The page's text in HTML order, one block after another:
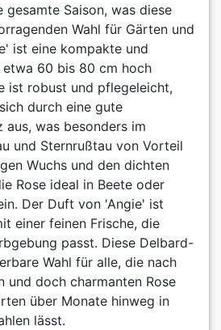
Saison, was diese
Wahl für Gärten und
ist eine kompakte und
etwa 60 bis 80 cm hoch
ist robust und pflegeleicht,
durch eine gute
aus, was besonders im
und Sternrußtau von Vorteil
Wuchs und den dichten
Rose ideal in Beete oder
Der Duft von 'Angie' ist
einer feinen Frische, die
passt. Diese Delbard-
Wahl für alle, die nach
und doch charmanten Rose
über Monate hinweg in
lässt.